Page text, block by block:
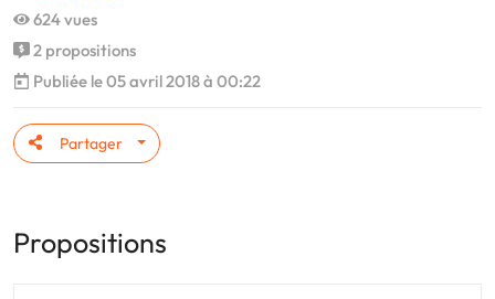
624 vues
2 propositions
Publiée le 05 avril 2018 à 00:22
Partager
Propositions